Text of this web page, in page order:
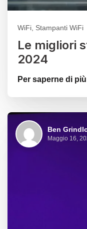
WiFi, Stampanti WiFi
Le migliori
2024
Per saperne di più
Ben
Maggio 16,